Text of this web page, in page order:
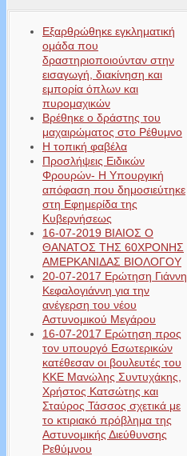
Εξαρθρώθηκε εγκληματική
ομάδα που
δραστηριοποιούνταν στην
εισαγωγή, διακίνηση και
εμπορία όπλων και
πυρομαχικών
Βρέθηκε ο δράστης του
μαχαιρώματος στο Ρέθυμνο
Η τοπική φαβέλα
Προσλήψεις Ειδικών
Φρουρών- Η Υπουργική
απόφαση που δημοσιεύτηκε
στη Εφημερίδα της
Κυβερνήσεως
16-07-2019 ΒΙΑΙΟΣ Ο
ΘΑΝΑΤΟΣ ΤΗΣ 60ΧΡΟΝΗΣ
ΑΜΕΡΚΑΝΙΔΑΣ ΒΙΟΛΟΓΟΥ
20-07-2017 Ερώτηση Γιάννη
Κεφαλογιάννη για την
ανέγερση του νέου
Αστυνομικού Μεγάρου
16-07-2017 Ερώτηση προς
τον υπουργό Εσωτερικών
κατέθεσαν οι βουλευτές του
ΚΚΕ Μανώλης Συντυχάκης,
Χρήστος Κατσώτης και
Σταύρος Τάσσος σχετικά με
το κτιριακό πρόβλημα της
Αστυνομικής Διεύθυνσης
Ρεθύμνου